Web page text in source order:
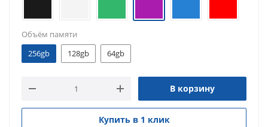
Объём памяти
256gb
128gb 64gb
В корзину
Купить в 1 клик